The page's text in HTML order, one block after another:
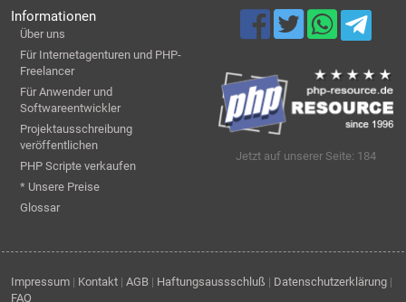
Informationen
Über uns
Für Internetagenturen und PHP-
Freelancer
Für Anwender und
Softwareentwickler
Projektausschreibung
veröffentlichen
PHP Scripte verkaufen
* Unsere Preise
Glossar
Jetzt auf unserer Seite: 184
Impressum | Kontakt | AGB | Haftungsaussschluß | Datenschutzerklärung |
FAQ